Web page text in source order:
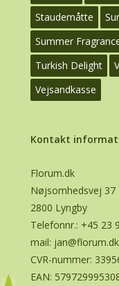
Staudemåtte
Summer
Turkish Delight
Vejsandkasse
Kontakt
Florum.dk
Nøjsomhedsvej 37
2800 Lyngby
Telefonnr.: +45 23
mail: jan@florum.dk
CVR-nummer:
EAN: